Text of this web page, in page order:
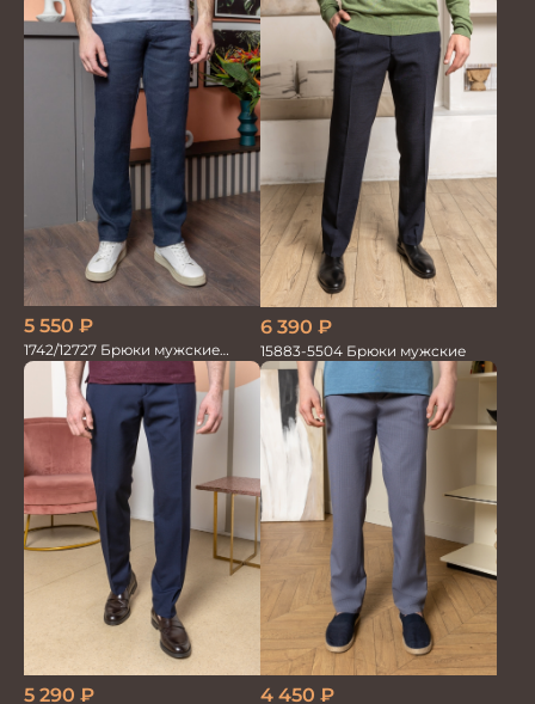
5 550 ₽
1742/12727 Брюки мужские
100%лён син
6 390 ₽
15883-5504 Брюки мужские
5 290 ₽ 4 450 ₽